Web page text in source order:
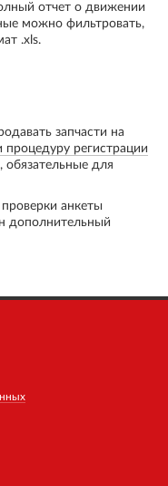
отчет о движении
можно фильтровать,
.xls.
запчасти на
процедуру регистрации
обязательные для
анкеты
дополнительный